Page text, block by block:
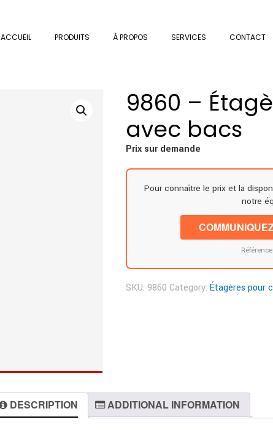
ACCUEIL PRODUITS À PROPOS SERVICES CONTACT
9860 –
avec bacs
Prix sur demande
Pour connaître le prix et la
notre
SKU: 9860 Category:Étagères pour
DESCRIPTION ADDITIONAL INFORMATION